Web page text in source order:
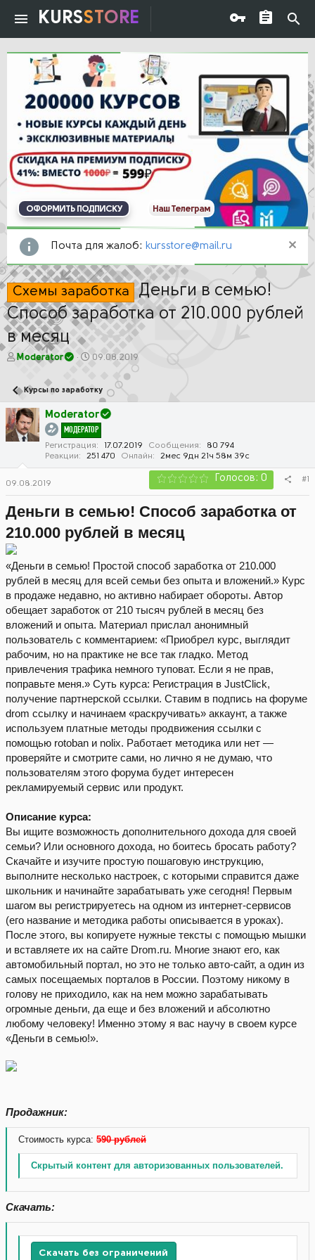
KURSSTORE
ОФОРМИТЬ ПОДПИСКУ Наш Телеграм
Почта для жалоб: kursstore@mail.ru
Схемы заработка Деньги в семью!
Cпособ заработка от 210.000 рублей
в месяц
А
о
р
т
е
Moderator
Д
а
а
ч
а
л
а
09.08.2019
Курсы по заработку
Moderator
МОДЕРАТОР
Регистрация 17.07.2019 Сообщения
80 794
Реакции
251 470 Онлайн 2мес 9дн 21ч 58м 39с
09.08.2019 Голосов: 0 #1
Деньги в семью! Cпособ заработка от
210.000 рублей в месяц
«Деньги в семью! Простой способ заработка от 210.000
рублей в месяц для всей семьи без опыта и вложений.» Курс
в продаже недавно, но активно набирает обороты. Автор
обещает заработок от 210 тысяч рублей в месяц без
вложений и опыта. Материал прислал анонимный
пользователь с комментарием: «Приобрел курс, выглядит
рабочим, но на практике не все так гладко. Метод
привлечения трафика немного туповат. Если я не прав,
поправьте меня.» Суть курса: Регистрация в JustClick,
получение партнерской ссылки. Ставим в подпись на форуме
drom ссылку и начинаем «раскручивать» аккаунт, а также
используем платные методы продвижения ссылки с
помощью rotoban и nolix. Работает методика или нет —
проверяйте и смотрите сами, но лично я не думаю, что
пользователям этого форума будет интересен
рекламируемый сервис или продукт.
Описание курса:
Вы ищите возможность дополнительного дохода для своей
семьи? Или основного дохода, но боитесь бросать работу?
Скачайте и изучите простую пошаговую инструкцию,
выполните несколько настроек, с которыми справится даже
школьник и начинайте зарабатывать уже сегодня! Первым
шагом вы регистрируетесь на одном из интернет-сервисов
(его название и методика работы описывается в уроках).
После этого, вы копируете нужные тексты с помощью мышки
и вставляете их на сайте Drom.ru. Многие знают его, как
автомобильный портал, но это не только авто-сайт, а один из
самых посещаемых порталов в России. Поэтому никому в
голову не приходило, как на нем можно зарабатывать
огромные деньги, да еще и без вложений и абсолютно
любому человеку! Именно этому я вас научу в своем курсе
«Деньги в семью!».
Продажник:
Стоимость курса: 590 рублей
Скрытый контент для авторизованных пользователей.
Скачать:
Скачать без ограничений